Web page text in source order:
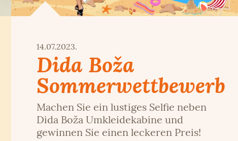
14.07.2023.
Dida Boža
Sommerwettbewerb
Machen Sie ein lustiges Selfie neben
Dida Boža Umkleidekabine und
gewinnen Sie einen leckeren Preis!